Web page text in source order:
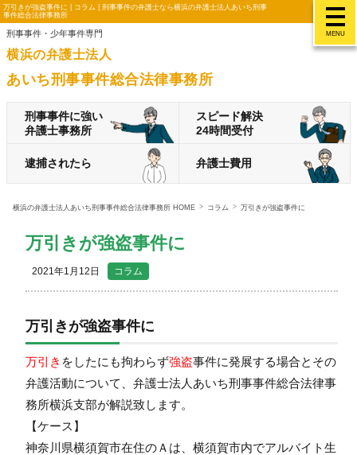
MENU
万引きが強盗事件に | コラム | 刑事事件の弁護士なら横浜の弁護士法人あいち刑事
事件総合法律事務所
刑事事件・少年事件専門
横浜の弁護士法人
あいち刑事事件総合法律事務所
刑事事件に強い
弁護士事務所
スピード解決
24時間受付
逮捕されたら 弁護士費用
横浜の弁護士法人あいち刑事事件総合法律事務所 HOME コラム 万引きが強盗事件に
万引きが強盗事件に
2021年1月12日 コラム
万引きが強盗事件に
万引き をしたにも拘わらず強盗事件に発展する場合とその
弁護活動について、弁護士法人あいち刑事事件総合法律事
務所横浜支部が解説致します。
【ケース】
神奈川県横須賀市在住のＡは、横須賀市内でアルバイト生